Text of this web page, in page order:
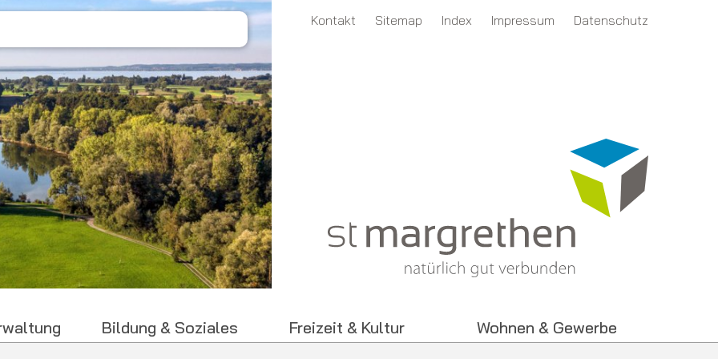
Metanavigation
Kontakt Sitemap Index Impressum Datenschutz
Bildung & Soziales Freizeit & Kultur Wohnen & Gewerbe